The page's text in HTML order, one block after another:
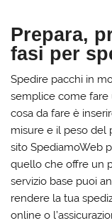
Prepara,
fasi per
Spedire pacchi in
semplice come fare
cosa da fare è
misure e il peso del
sito SpediamoWeb
quello che offre un
servizio base puoi
rendere la tua
online o